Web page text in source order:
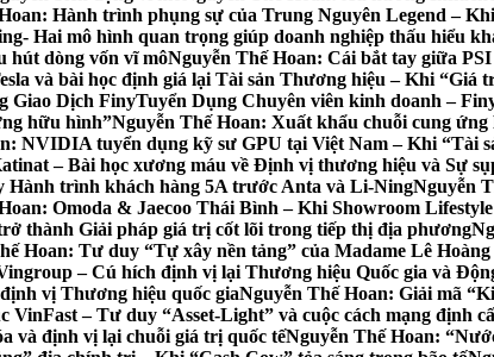
Hành trình phụng sự của Trung Nguyên Legend –
Hai mô hình quan trọng giúp doanh nghiệp thấu hiểu
hút dòng vốn vĩ môNguyễn Thế Hoan: Cái bắt tay giữa
và bài học định giá lại Tài sản Thương hiệu – Khi “Giá
Giao Dịch FinyTuyển Dụng Chuyên viên kinh doanh –
hữu hình”Nguyễn Thế Hoan: Xuất khẩu chuỗi cung
NVIDIA tuyển dụng kỹ sư GPU tại Việt Nam – Khi “Tài
– Bài học xương máu về Định vị thương hiệu và Sự
Hành trình khách hàng 5A trước Anta và Li-NingNguyễn
Omoda & Jaecoo Thái Bình – Khi Showroom
thành Giải pháp giá trị cốt lõi trong tiếp thị địa phương
Hoan: Tư duy “Tự xây nền tảng” của Madame Lê
– Cú hích định vị lại Thương hiệu Quốc gia và
vị Thương hiệu quốc giaNguyễn Thế Hoan: Giải mã
VinFast – Tư duy “Asset-Light” và cuộc cách mạng định
và định vị lại chuỗi giá trị quốc tếNguyễn Thế Hoan: